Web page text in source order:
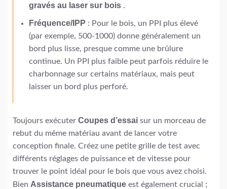
gravés au laser sur bois.
Fréquence/IPP : Pour le bois, un PPI plus élevé
(par exemple, 500-1000) donne généralement un
bord plus lisse, presque comme une brûlure
continue. Un PPI plus faible peut parfois réduire le
charbonnage sur certains matériaux, mais peut
laisser un bord plus perforé.
Toujours exécuter Coupes d’essai sur un morceau de
rebut du même matériau avant de lancer votre
conception finale. Créez une petite grille de test avec
différents réglages de puissance et de vitesse pour
trouver le point idéal pour le bois que vous avez choisi.
Bien Assistance pneumatique est également crucial ;